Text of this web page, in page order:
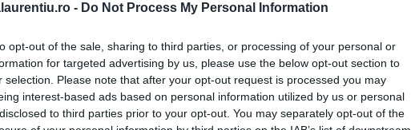
- Do Not Process My Personal Information
opt-out of the sale, sharing to third parties, or processing of your personal or
for targeted advertising by us, please use the below opt-out section to
selection. Please note that after your opt-out request is processed you may
interest-based ads based on personal information utilized by us or personal
to third parties prior to your opt-out. You may separately opt-out of the